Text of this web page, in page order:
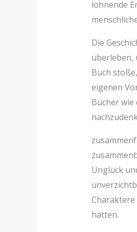
lohnende
Die
überleben,
Buch
eigenen
Bücher
Unglück
hätten.